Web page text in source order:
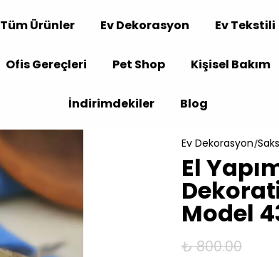
Tüm Ürünler Ev Dekorasyon Ev Tekstili
Ofis Gereçleri Pet Shop Kişisel Bakım
İndirimdekiler Blog
Ev Dekorasyon
El
Model
₺ 800.00